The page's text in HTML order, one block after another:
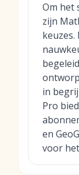
Om het
zijn
in
Pro
en
voor